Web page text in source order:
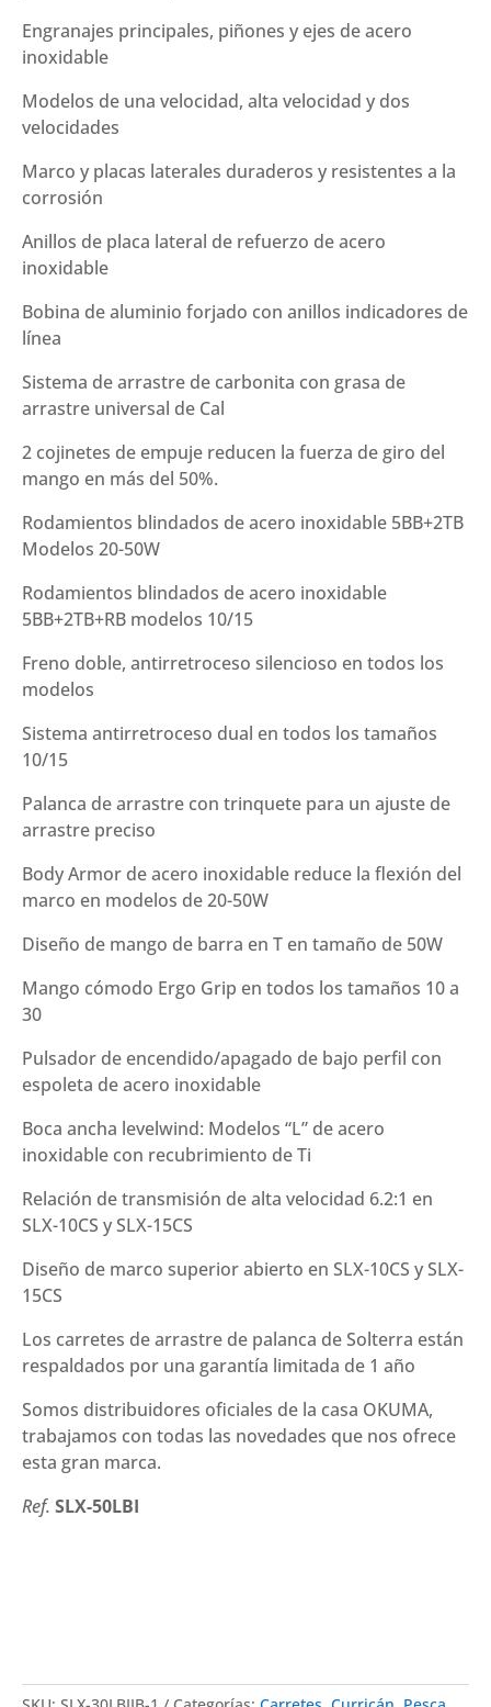
Engranajes principales, piñones y ejes de acero
inoxidable
Modelos de una velocidad, alta velocidad y dos
velocidades
Marco y placas laterales duraderos y resistentes a la
corrosión
Anillos de placa lateral de refuerzo de acero
inoxidable
Bobina de aluminio forjado con anillos indicadores de
línea
Sistema de arrastre de carbonita con grasa de
arrastre universal de Cal
2 cojinetes de empuje reducen la fuerza de giro del
mango en más del 50%.
Rodamientos blindados de acero inoxidable 5BB+2TB
Modelos 20-50W
Rodamientos blindados de acero inoxidable
5BB+2TB+RB modelos 10/15
Freno doble, antirretroceso silencioso en todos los
modelos
Sistema antirretroceso dual en todos los tamaños
10/15
Palanca de arrastre con trinquete para un ajuste de
arrastre preciso
Body Armor de acero inoxidable reduce la flexión del
marco en modelos de 20-50W
Diseño de mango de barra en T en tamaño de 50W
Mango cómodo Ergo Grip en todos los tamaños 10 a
30
Pulsador de encendido/apagado de bajo perfil con
espoleta de acero inoxidable
Boca ancha levelwind: Modelos “L” de acero
inoxidable con recubrimiento de Ti
Relación de transmisión de alta velocidad 6.2:1 en
SLX-10CS y SLX-15CS
Diseño de marco superior abierto en SLX-10CS y SLX-
15CS
Los carretes de arrastre de palanca de Solterra están
respaldados por una garantía limitada de 1 año
Somos distribuidores oficiales de la casa OKUMA,
trabajamos con todas las novedades que nos ofrece
esta gran marca.
Ref. SLX-50LBI